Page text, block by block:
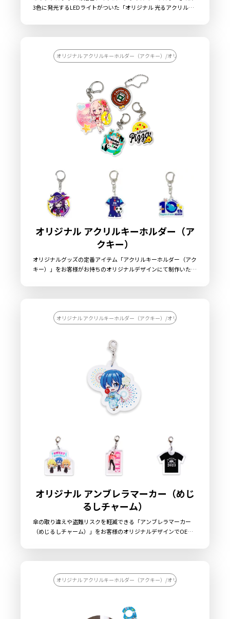
3色に発光するLEDライトがついた「オリジナル 光るアクリルキ
リジナルのデザインをプリントし、アクリルダイカットにてデザ
のお散歩ライトなど日常的にお使いいただけるような商品です。
ことができます。 販売に必要な資材も数多く取り揃えております
ので、お客様にはデザインをご入稿いただくだけでオリジナル商
品として販売していただくことができます。 国内生産で小ロット
から大ロットまで承っておりますので、お気軽にご相談くださ
オリジナル アクリルキーホルダー（アクキー）/オリジナル キーホルダ
オリジナル アクリルキーホルダー（ア
クキー）
オリジナルグッズの定番アイテム「アクリルキーホルダー（アク
キー）」をお客様がお持ちのオリジナルデザインにて制作いたし
質アクリル素材を採用しています。美麗なフルカラー印刷を施し
ができます。キーホルダーパーツもデフォルトで「ボールチェー
り揃えておりますので、お客様にはデザインをご入稿いただくだ
けでオリジナル商品として販売していただくことができます。国
内生産で小ロットからの製作も承っておりますので、お気軽にご
オリジナル アクリルキーホルダー（アクキー）/オリジナル アクリル雑
オリジナル アンブレラマーカー（めじ
るしチャーム）
傘の取り違えや盗難リスクを軽減できる「アンブレラマーカー
（めじるしチャーム）」をお客様のオリジナルデザインでOEM
ンや用途に合わせて自由な形状にすることができます。傘に取り
しました。傘の目印としてだけでなく、アクセサリー感覚で傘を
おりますので、お客様にはデザインを入稿していただくだけでオ
オリジナル アクリルキーホルダー（アクキー）/オリジナル キーホルダ